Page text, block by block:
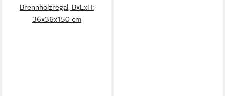
Brennholzregal, BxLxH:
36x36x150 cm